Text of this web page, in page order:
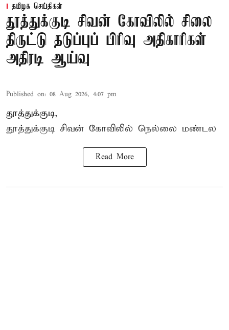
தமிழக செய்திகள்
தூத்துக்குடி சிவன் கோவிலில் சிலை
திருட்டு தடுப்புப் பிரிவு அதிகாரிகள்
அதிரடி ஆய்வு
Published on: 08 Aug 2026, 4:07 pm
தூத்துக்குடி,
தூத்துக்குடி சிவன் கோவிலில் நெல்லை மண்டல
Read More